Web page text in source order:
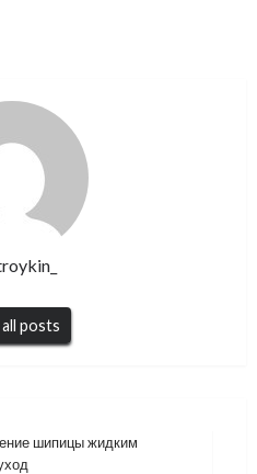
posts
шипицы жидким